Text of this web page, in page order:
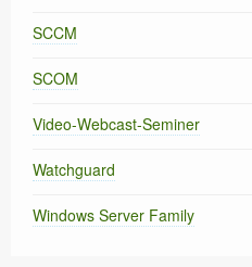
SCCM
SCOM
Video-Webcast-Seminer
Watchguard
Windows Server Family